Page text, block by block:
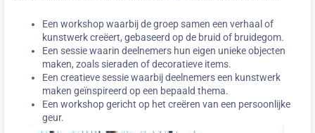
Een workshop waarbij de groep samen een verhaal of
kunstwerk creëert, gebaseerd op de bruid of bruidegom.
Een sessie waarin deelnemers hun eigen unieke objecten
maken, zoals sieraden of decoratieve items.
Een creatieve sessie waarbij deelnemers een kunstwerk
maken geïnspireerd op een bepaald thema.
Een workshop gericht op het creëren van een persoonlijke
geur.